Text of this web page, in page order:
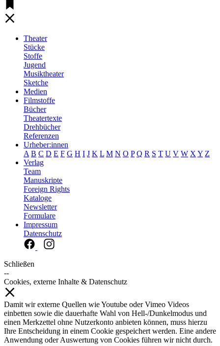
Theater
Stücke
Stoffe
Jugend
Musiktheater
Sketche
Medien
Filmstoffe
Bücher
Theatertexte
Drehbücher
Referenzen
Urheber:innen
A B C D E F G H I J K L M N O P Q R S T U V W X Y Z
Verlag
Team
Manuskripte
Foreign Rights
Kataloge
Newsletter
Formulare
Impressum
Datenschutz
Schließen
--
Cookies, externe Inhalte & Datenschutz
Damit wir externe Quellen wie Youtube oder Vimeo Videos
einbetten sowie die dauerhafte Wahl von Hell-/Dunkelmodus und
einen Merkzettel ohne Nutzerkonto anbieten können, muss hierzu
Ihre Entscheidung in einem Cookie gespeichert werden. Eine andere
Anwendung oder Auswertung von Cookies führen wir nicht durch.